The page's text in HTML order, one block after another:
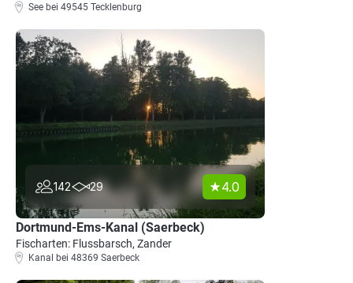
See bei 49545 Tecklenburg
142 29 4.0
Dortmund-Ems-Kanal (Saerbeck)
Fischarten: Flussbarsch, Zander
Kanal bei 48369 Saerbeck